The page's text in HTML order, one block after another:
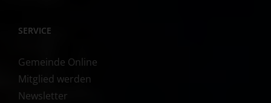
SERVICE
Gemeinde Online
Mitglied werden
Newsletter